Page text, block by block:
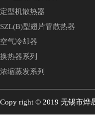
定型机散热器
SZL(B)型翅片管散热器
空气冷却器
换热器系列
浓缩蒸发系列
Copy right © 2019 无锡市烨